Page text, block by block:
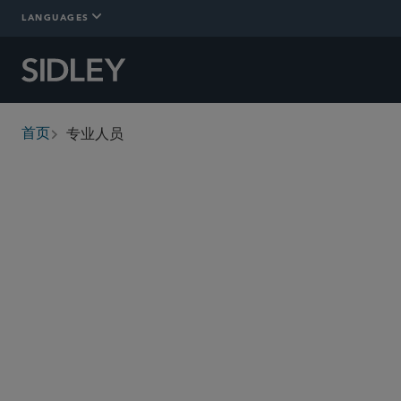
LANGUAGES
breadcrumbs
首页 专业人员